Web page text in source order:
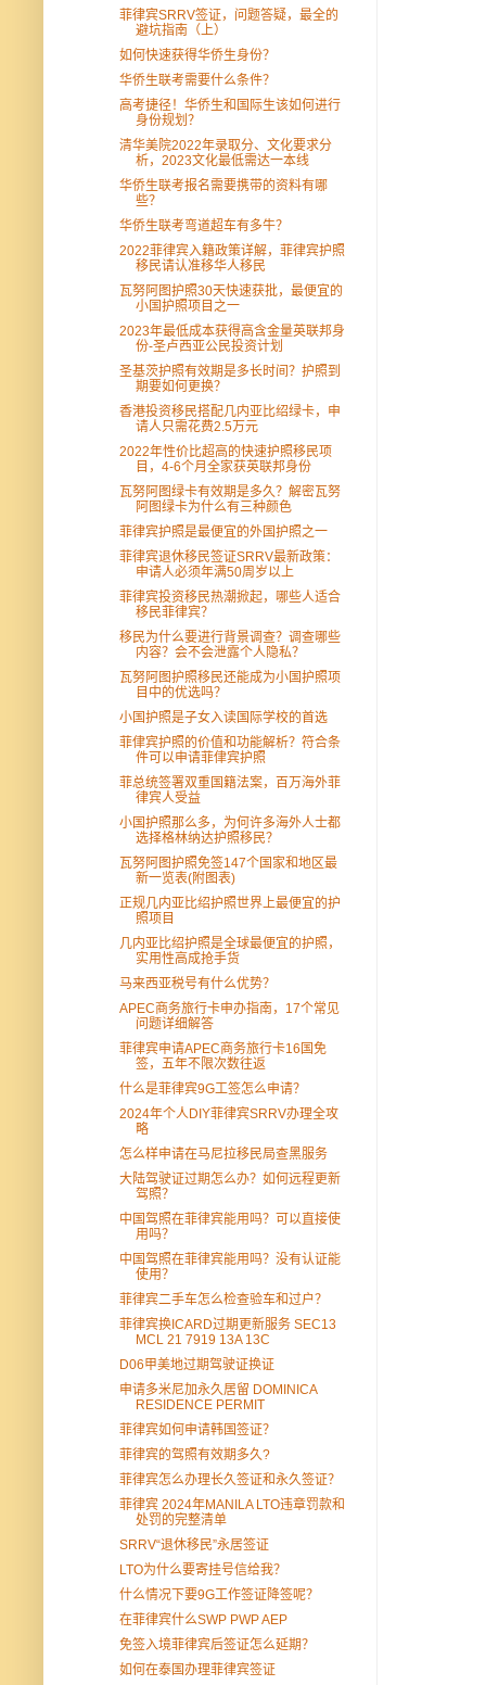
菲律宾SRRV签证，问题答疑，最全的
避坑指南（上）
如何快速获得华侨生身份？
华侨生联考需要什么条件？
高考捷径！华侨生和国际生该如何进行
身份规划？
清华美院2022年录取分、文化要求分
析，2023文化最低需达一本线
华侨生联考报名需要携带的资料有哪
些？
华侨生联考弯道超车有多牛？
2022菲律宾入籍政策详解，菲律宾护照
移民请认准移华人移民
瓦努阿图护照30天快速获批，最便宜的
小国护照项目之一
2023年最低成本获得高含金量英联邦身
份-圣卢西亚公民投资计划
圣基茨护照有效期是多长时间？护照到
期要如何更换？
香港投资移民搭配几内亚比绍绿卡，申
请人只需花费2.5万元
2022年性价比超高的快速护照移民项
目，4-6个月全家获英联邦身份
瓦努阿图绿卡有效期是多久？解密瓦努
阿图绿卡为什么有三种颜色
菲律宾护照是最便宜的外国护照之一
菲律宾退休移民签证SRRV最新政策：
申请人必须年满50周岁以上
菲律宾投资移民热潮掀起，哪些人适合
移民菲律宾？
移民为什么要进行背景调查？调查哪些
内容？会不会泄露个人隐私？
瓦努阿图护照移民还能成为小国护照项
目中的优选吗？
小国护照是子女入读国际学校的首选
菲侓宾护照的价值和功能解析？符合条
件可以申请菲侓宾护照
菲总统签署双重国籍法案，百万海外菲
律宾人受益
小国护照那么多，为何许多海外人士都
选择格林纳达护照移民？
瓦努阿图护照免签147个国家和地区最
新一览表(附图表)
正规几内亚比绍护照世界上最便宜的护
照项目
几内亚比绍护照是全球最便宜的护照，
实用性高成抢手货
马来西亚税号有什么优势？
APEC商务旅行卡申办指南，17个常见
问题详细解答
菲律宾申请APEC商务旅行卡16国免
签，五年不限次数往返
什么是菲律宾9G工签怎么申请？
2024年个人DIY菲律宾SRRV办理全攻
略
怎么样申请在马尼拉移民局查黑服务
大陆驾驶证过期怎么办？如何远程更新
驾照？
中国驾照在菲律宾能用吗？可以直接使
用吗？
中国驾照在菲律宾能用吗？没有认证能
使用？
菲律宾二手车怎么检查验车和过户？
菲律宾换ICARD过期更新服务 SEC13
MCL 21 7919 13A 13C
D06甲美地过期驾驶证换证
申请多米尼加永久居留 DOMINICA
RESIDENCE PERMIT
菲律宾如何申请韩国签证？
菲律宾的驾照有效期多久?
菲律宾怎么办理长久签证和永久签证？
菲律宾 2024年MANILA LTO违章罚款和
处罚的完整清单
SRRV“退休移民”永居签证
LTO为什么要寄挂号信给我？
什么情况下要9G工作签证降签呢？
在菲律宾什么SWP PWP AEP
免签入境菲律宾后签证怎么延期？
如何在泰国办理菲律宾签证